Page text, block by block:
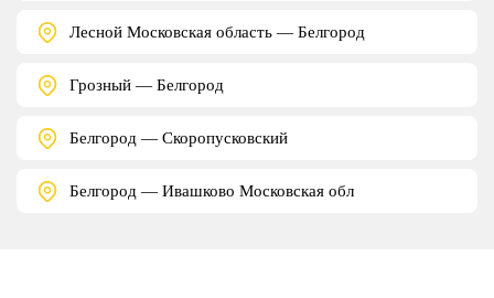
Лесной Московская область — Белгород
Грозный — Белгород
Белгород — Скоропусковский
Белгород — Ивашково Московская обл